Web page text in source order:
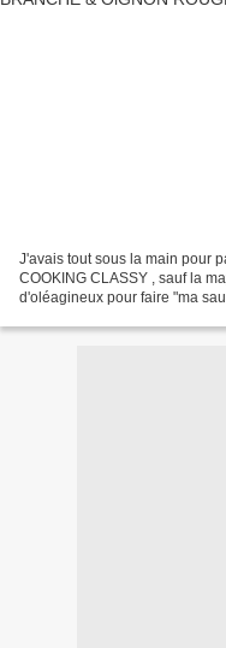
J'avais tout sous la main pour
COOKING CLASSY , sauf la
d'oléagineux pour faire "ma